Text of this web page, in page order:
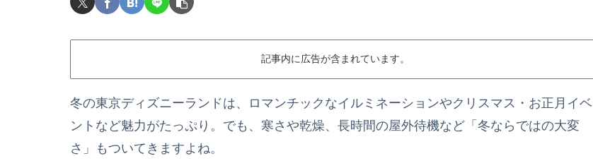
記事内に広告が含まれています。
冬の東京ディズニーランドは、ロマンチックなイルミネーションやクリスマス・お正月イベ
ントなど魅力がたっぷり。でも、寒さや乾燥、長時間の屋外待機など「冬ならではの大変
さ」もついてきますよね。